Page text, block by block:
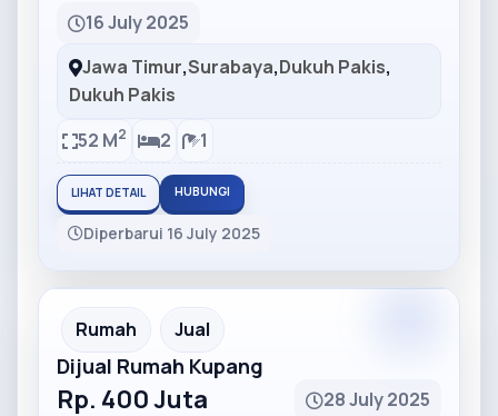
16 July 2025
Jawa Timur,Surabaya,Dukuh Pakis,
Dukuh Pakis
52 M2 2 1
LIHAT DETAIL HUBUNGI
Diperbarui 16 July 2025
Partner Ad
Rumah Jual
Dijual Rumah Kupang
Rp. 400 Juta
28 July 2025